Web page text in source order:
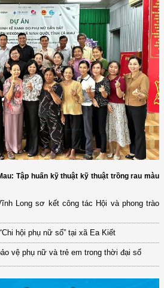
Tập huấn kỹ thuật kỹ thuật trồng rau màu
Long sơ kết công tác Hội và phong trào
hội phụ nữ số” tại xã Ea Kiết
vệ phụ nữ và trẻ em trong thời đại số
đề xuất nhiệm vụ Khoa học, công nghệ và
hiện Quyết định số 2415/QĐ-TTg ngày
phê duyệt Chương trình mục tiêu quốc gia